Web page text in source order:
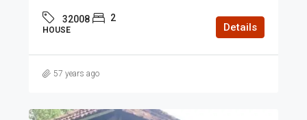
32008 2
HOUSE Details
57 years ago